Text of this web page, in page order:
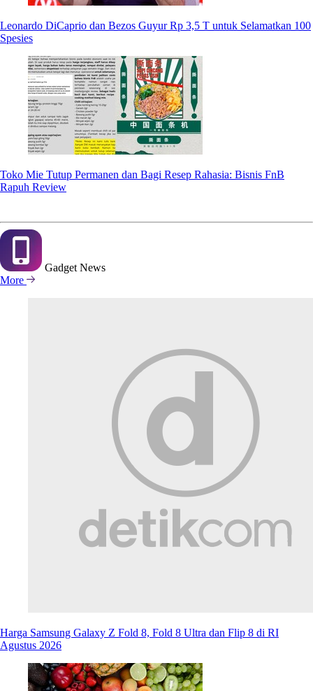
Leonardo DiCaprio dan Bezos Guyur Rp 3,5 T untuk Selamatkan 100
Spesies
Toko Mie Tutup Permanen dan Bagi Resep Rahasia: Bisnis FnB
Rapuh Review
Gadget News
More
Harga Samsung Galaxy Z Fold 8, Fold 8 Ultra dan Flip 8 di RI
Agustus 2026